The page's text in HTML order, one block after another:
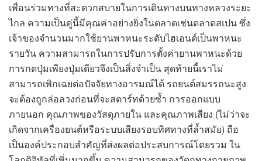
เพื่อนร่วมทางที่สะดวกสบายในการเดินทางบนทางหลวงระยะ
ไกล ความเป็นคู่นี้มีคุณค่าอย่างยิ่งในตลาดเช่นตลาดสเปน ซึ่ง
เจ้าของจำนวนมากใช้ยานพาหนะระดับไฮเอนด์เป็นพาหนะ
รายวัน ความสามารถในการปรับการตั้งค่ายานพาหนะด้วย
การกดปุ่มเพียงปุ่มเดียวจึงเป็นสิ่งจำเป็น สุดท้ายนี้เราไม่
สามารถเพิกเฉยต่อปัจจัยทางอารมณ์ได้ รถยนต์สมรรถนะสูง
จะต้องถูกล่อลวงก่อนที่จะสตาร์ทด้วยซ้ำ การออกแบบ
ภายนอก คุณภาพของวัสดุภายใน และคุณภาพเสียง (ไม่ว่าจะ
เกิดจากเครื่องยนต์หรือระบบเสียงรอบทิศทางที่ล้ำสมัย) ถือ
เป็นองค์ประกอบสำคัญที่ส่งผลต่อประสบการณ์โดยรวม ใน